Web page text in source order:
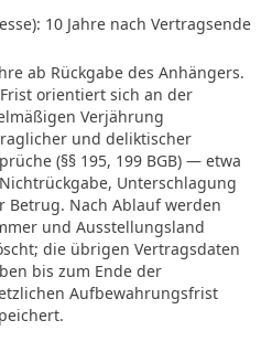
10 Jahre nach Vertragsende
ab Rückgabe des Anhängers.
orientiert sich an der
Verjährung
und deliktischer
(§§ 195, 199 BGB) — etwa
Unterschlagung
Betrug. Nach Ablauf werden
und Ausstellungsland
die übrigen Vertragsdaten
bis zum Ende der
Aufbewahrungsfrist